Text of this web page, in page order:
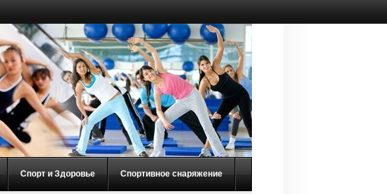
Спорт и Здоровье Спортивное снаряжение